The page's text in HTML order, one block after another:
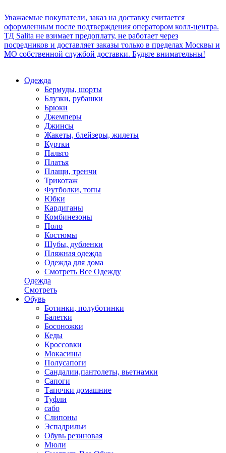
Уважаемые покупатели, заказ на доставку считается
оформленным после подтверждения оператором колл-центра.
ТД Salita не взимает предоплату, не работает через
посредников и доставляет заказы только в пределах Москвы и
МО собственной службой доставки. Будьте внимательны!
Одежда
Бермуды, шорты
Блузки, рубашки
Брюки
Джемперы
Джинсы
Жакеты, блейзеры, жилеты
Куртки
Пальто
Платья
Плащи, тренчи
Трикотаж
Футболки, топы
Юбки
Кардиганы
Комбинезоны
Поло
Костюмы
Шубы, дубленки
Пляжная одежда
Одежда для дома
Смотреть Все Одежду
Одежда
Смотреть
Обувь
Ботинки, полуботинки
Балетки
Босоножки
Кеды
Кроссовки
Мокасины
Полусапоги
Сандалии,пантолеты, вьетнамки
Сапоги
Тапочки домашние
Туфли
сабо
Слипоны
Эспадрильи
Обувь резиновая
Мюли